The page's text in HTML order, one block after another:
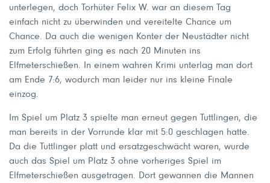
unterlegen, doch Torhüter Felix W. war an diesem Tag
einfach nicht zu überwinden und vereitelte Chance um
Chance. Da auch die wenigen Konter der Neustädter nicht
zum Erfolg führten ging es nach 20 Minuten ins
Elfmeterschießen. In einem wahren Krimi unterlag man dort
am Ende 7:6, wodurch man leider nur ins kleine Finale
einzog.
Im Spiel um Platz 3 spielte man erneut gegen Tuttlingen, die
man bereits in der Vorrunde klar mit 5:0 geschlagen hatte.
Da die Tuttlinger platt und ersatzgeschwächt waren, wurde
auch das Spiel um Platz 3 ohne vorheriges Spiel im
Elfmeterschießen ausgetragen. Dort gewannen die Mannen